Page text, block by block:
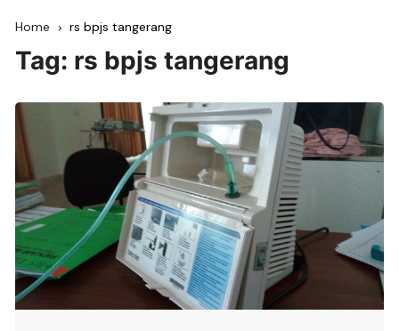
Home rs bpjs tangerang
Tag: rs bpjs tangerang